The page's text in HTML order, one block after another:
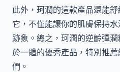
此外，珂潤的這款產品還能
它，不僅能讓你的肌膚保持
跡象。總之，珂潤的逆齡彈
於一體的優秀產品，特別推
們。